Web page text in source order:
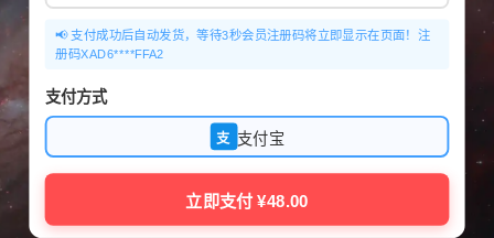
📢 支付成功后自动发货，等待3秒会员注册码将立即显示在页面！注
册码XAD6****FFA2
支付方式
支 支付宝
立即支付 ¥48.00